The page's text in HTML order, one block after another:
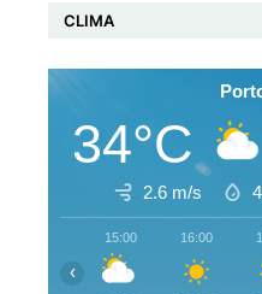
CLIMA
34°C
2.6 m/s
15:00 16:00
‹